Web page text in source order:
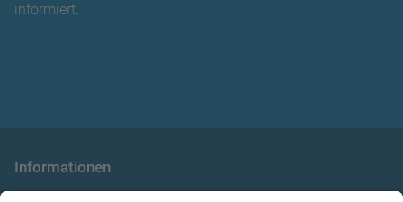
informiert.
Informationen